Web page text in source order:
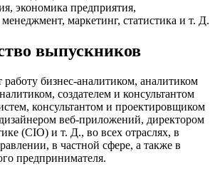
экономика предприятия,
менеджмент, маркетинг, статистика и т. Д.
выпускников
бизнес-аналитиком, аналитиком
создателем и консультантом
консультантом и проектировщиком
веб-приложений, директором
(CIO) и т. Д., во всех отраслях, в
в частной сфере, а также в
предпринимателя.